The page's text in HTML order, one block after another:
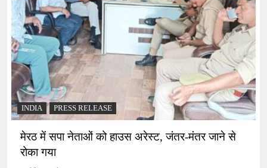
INDIA PRESS RELEASE
मेरठ में सपा नेताओं को हाउस अरेस्ट, जंतर-मंतर जाने से
रोका गया